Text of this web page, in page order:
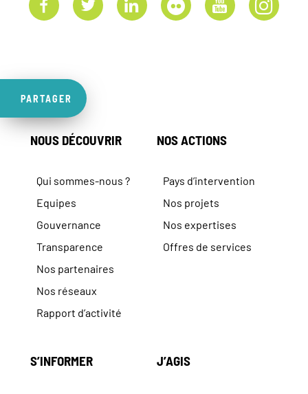
PARTAGER
NOUS DÉCOUVRIR
Qui sommes-nous ?
Equipes
Gouvernance
Transparence
Nos partenaires
Nos réseaux
Rapport d’activité
NOS ACTIONS
Pays d’intervention
Nos projets
Nos expertises
Offres de services
S’INFORMER J’AGIS